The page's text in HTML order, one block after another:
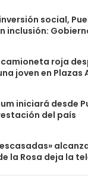
social,
inclusión:
roja
joven en Plazas
iniciará desde
del país
la Rosa deja la